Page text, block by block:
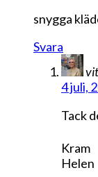
snygga
Svara
4 juli,
Tack
Kram
Helen